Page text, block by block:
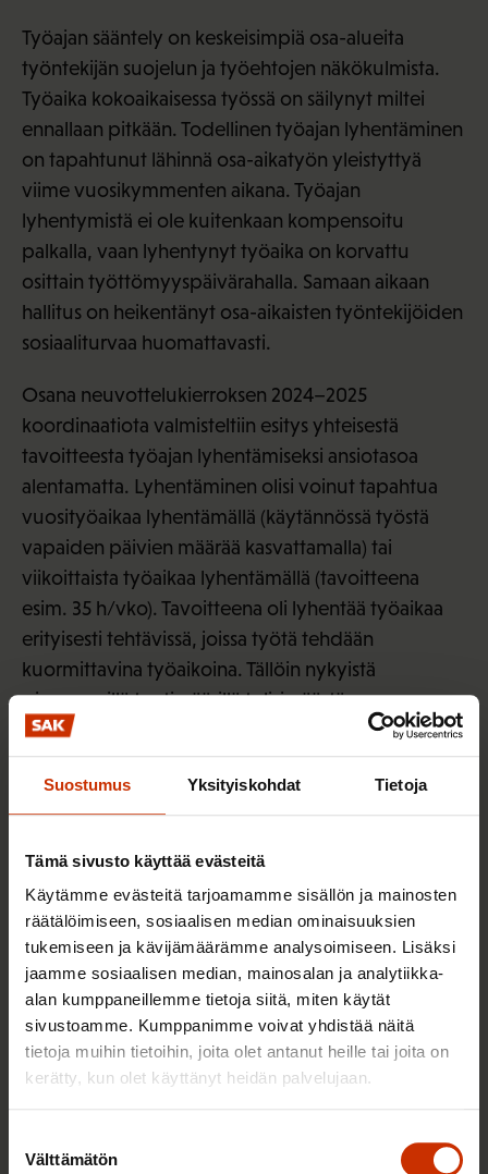
Suostumus Yksityiskohdat Tietoja
Tämä sivusto käyttää evästeitä
Käytämme evästeitä tarjoamamme sisällön ja mainosten
räätälöimiseen, sosiaalisen median ominaisuuksien
tukemiseen ja kävijämäärämme analysoimiseen. Lisäksi
jaamme sosiaalisen median, mainosalan ja analytiikka-
alan kumppaneillemme tietoja siitä, miten käytät
sivustoamme. Kumppanimme voivat yhdistää näitä
tietoja muihin tietoihin, joita olet antanut heille tai joita on
kerätty, kun olet käyttänyt heidän palvelujaan.
valinta
Välttämätön
Työajan sääntely on keskeisimpiä osa-alueita
työntekijän suojelun ja työehtojen näkökulmista.
Työaika kokoaikaisessa työssä on säilynyt miltei
ennallaan pitkään. Todellinen työajan lyhentäminen
on tapahtunut lähinnä osa-aikatyön yleistyttyä
viime vuosikymmenten aikana. Työajan
lyhentymistä ei ole kuitenkaan kompensoitu
palkalla, vaan lyhentynyt työaika on korvattu
osittain työttömyyspäivärahalla. Samaan aikaan
hallitus on heikentänyt osa-aikaisten työntekijöiden
sosiaaliturvaa huomattavasti.
Osana neuvottelukierroksen 2024–2025
koordinaatiota valmisteltiin esitys yhteisestä
tavoitteesta työajan lyhentämiseksi ansiotasoa
alentamatta. Lyhentäminen olisi voinut tapahtua
vuosityöaikaa lyhentämällä (käytännössä työstä
vapaiden päivien määrää kasvattamalla) tai
viikoittaista työaikaa lyhentämällä (tavoitteena
esim. 35 h/vko). Tavoitteena oli lyhentää työaikaa
erityisesti tehtävissä, joissa työtä tehdään
kuormittavina työaikoina. Tällöin nykyistä
pienemmillä tuntimäärillä tulisi päästä
kokoaikatyön ansioihin. Tavoite valmisteltiin liittojen
yhteistyössä ja kukin liitto päätti erikseen esittääkö
tavoitetta sopimusalansa neuvotteluissa.
valmistelee yhteistyössä jäsenliittojen kanssa
pohjaehdotuksen työajan lyhentämistä koskevaksi
neuvottelutavoitteeksi seuraaviin
sopimusneuvotteluihin. SAK pitää esillä työajan
lyhentämistä myös eduskuntavaalitavoitteissa.
Päätös
tavoitteesta, joka tähtää työajan lyhentämiseen.